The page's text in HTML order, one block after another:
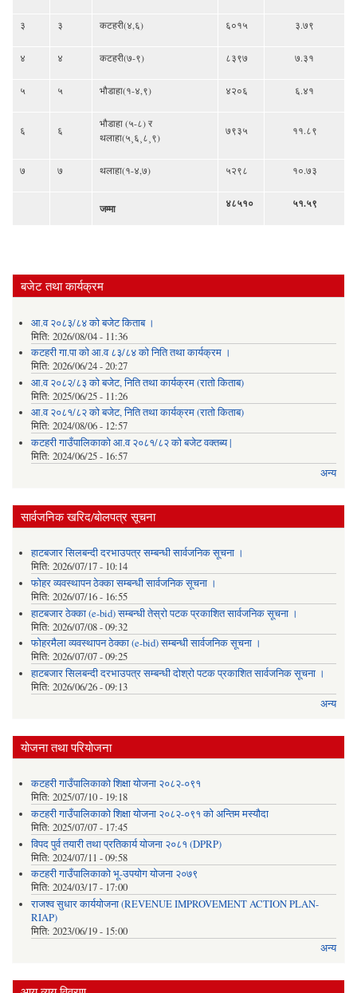
३ ३ कटहरी(४,६) ६०१५ ३.७९
४ ४ कटहरी(७-९) ८३९७ ७.३१
५ ५ भौडाहा(१-४,९) ४२०६ ६.४१
६ ६
भौडाहा (५-८) र
थलाहा(५¸६¸८¸९)
७९३५ ११.८९
७ ७ थलाहा(१-४,७) ५२९८ १०.७३
जम्मा ४८५१० ५१.५९
बजेट तथा कार्यक्रम
आ.व २०८३/८४ को बजेट किताब ।
मिति: 2026/08/04 - 11:36
कटहरी गा.पा को आ.व ८३/८४ को निति तथा कार्यक्रम ।
मिति: 2026/06/24 - 20:27
आ.व २०८२/८३ को बजेट, निति तथा कार्यक्रम (रातो किताब)
मिति: 2025/06/25 - 11:26
आ.व २०८१/८२ को बजेट, निति तथा कार्यक्रम (रातो किताब)
मिति: 2024/08/06 - 12:57
कटहरी गाउँपालिकाको आ.व २०८१/८२ को बजेट वक्तब्य |
मिति: 2024/06/25 - 16:57
अन्य
सार्वजनिक खरिद/बोलपत्र सूचना
हाटबजार सिलबन्दी दरभाउपत्र सम्बन्धी सार्वजनिक सूचना ।
मिति: 2026/07/17 - 10:14
फोहर व्यवस्थापन ठेक्का सम्बन्धी सार्वजनिक सूचना ।
मिति: 2026/07/16 - 16:55
हाटबजार ठेक्का (e-bid) सम्बन्धी तेस्रो पटक प्रकाशित सार्वजनिक सूचना ।
मिति: 2026/07/08 - 09:32
फोहरमैला व्यवस्थापन ठेक्का (e-bid) सम्बन्धी सार्वजनिक सूचना ।
मिति: 2026/07/07 - 09:25
हाटबजार सिलबन्दी दरभाउपत्र सम्बन्धी दोश्रो पटक प्रकाशित सार्वजनिक सूचना ।
मिति: 2026/06/26 - 09:13
अन्य
योजना तथा परियोजना
कटहरी गाउँपालिकाको शिक्षा योजना २०८२-०९१
मिति: 2025/07/10 - 19:18
कटहरी गाउँपालिकाको शिक्षा योजना २०८२-०९१ को अन्तिम मस्यौदा
मिति: 2025/07/07 - 17:45
विपद पुर्व तयारी तथा प्रतिकार्य योजना २०८१ (DPRP)
मिति: 2024/07/11 - 09:58
कटहरी गाउँपालिकाको भू-उपयोग योजना २०७९
मिति: 2024/03/17 - 17:00
राजश्व सुधार कार्ययोजना (REVENUE IMPROVEMENT ACTION PLAN-
RIAP)
मिति: 2023/06/19 - 15:00
अन्य